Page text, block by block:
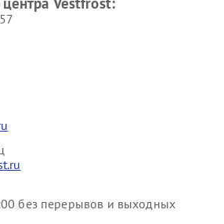
без перерывов и выходных